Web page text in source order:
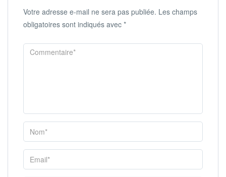
Votre adresse e-mail ne sera pas publiée. Les champs
obligatoires sont indiqués avec *